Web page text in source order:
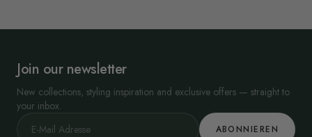
Join our newsletter
New collections, styling inspiration and exclusive offers — straight to
your inbox.
ABONNIEREN